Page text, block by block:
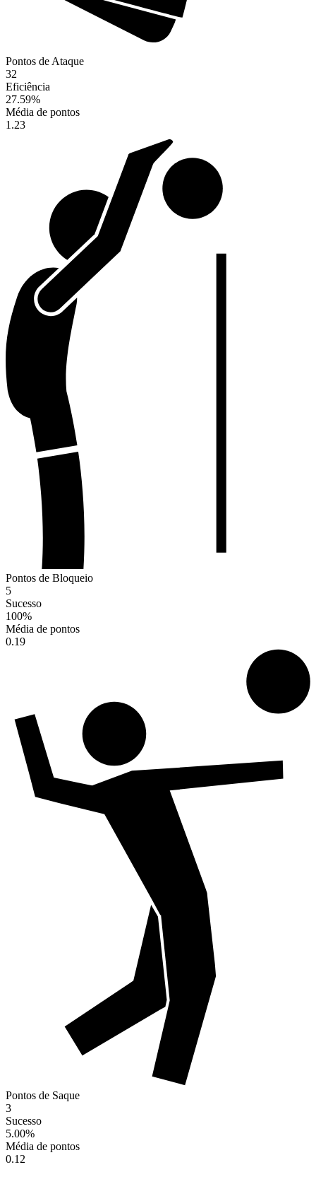
Pontos de Ataque
32
Eficiência
27.59%
Média de pontos
1.23
Pontos de Bloqueio
5
Sucesso
100%
Média de pontos
0.19
Pontos de Saque
3
Sucesso
5.00%
Média de pontos
0.12